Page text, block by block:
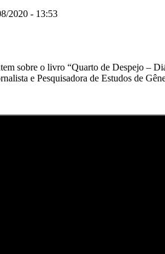
2020 - 13:53
sobre o livro “Quarto de Despejo –
e Pesquisadora de Estudos de